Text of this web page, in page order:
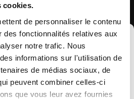
cookies.
de personnaliser le contenu
des fonctionnalités relatives aux
notre trafic. Nous
informations sur l'utilisation de
de médias sociaux, de
peuvent combiner celles-ci
que vous leur avez fournies
KEYES, votre partenaire
- West Side Village L-